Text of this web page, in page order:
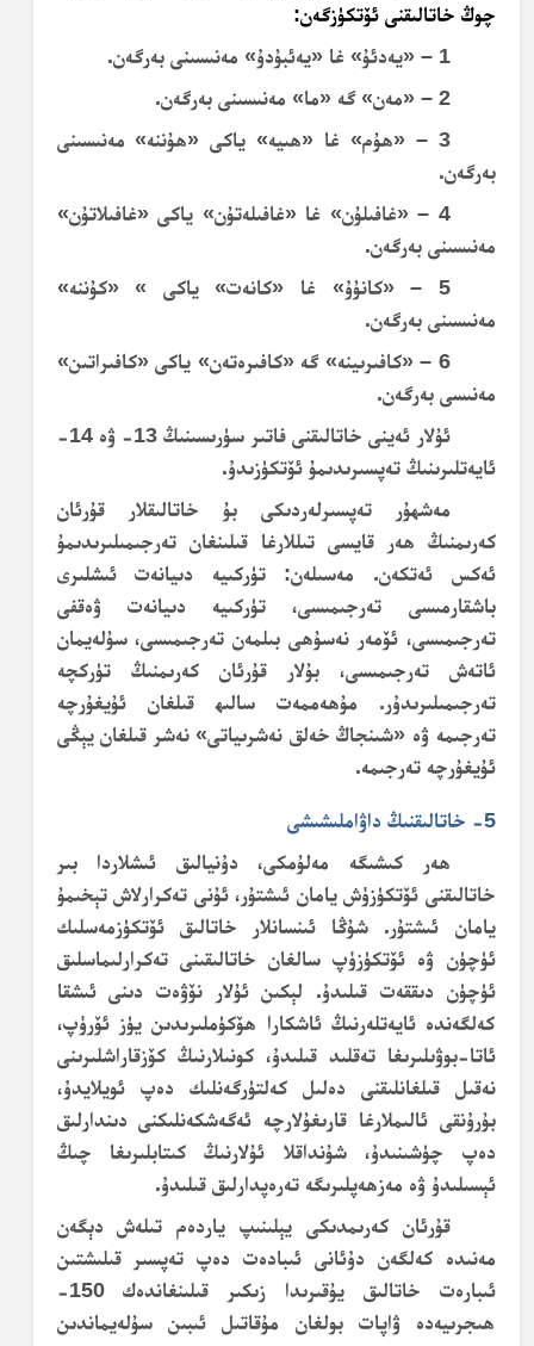
چوڭ خاتالىقنى ئۆتكۈزگەن:
1 – «يەدئۇ» غا «يەئبۇدۇ» مەنىسىنى بەرگەن.
2 – «مەن» گە «ما» مەنىسىنى بەرگەن.
3 – «ھۇم» غا «ھىيە» ياكى «ھۇننە» مەنىسىنى
بەرگەن.
4 – «غافىلۇن» غا «غافىلەتۇن» ياكى «غافىلاتۇن»
مەنىسىنى بەرگەن.
5 – «كانۇۇ» غا «كانەت» ياكى » «كۇننە»
مەنىسىنى بەرگەن.
6 – «كافىرىينە» گە «كافىرەتەن» ياكى «كافىراتىن»
مەنىسى بەرگەن.
ئۇلار ئەينى خاتالىقنى فاتىر سۈرىسىنىڭ 13- ۋە 14-
ئايەتلىرىنىڭ تەپسىرىدىمۇ ئۆتكۈزىدۇ.
مەشھۇر تەپسىرلەردىكى بۇ خاتالىقلار قۇرئان
كەرىمنىڭ ھەر قايسى تىللارغا قىلىنغان تەرجىمىلىرىدىمۇ
ئەكس ئەتكەن. مەسىلەن: تۈركىيە دىيانەت ئىشلىرى
باشقارمىسى تەرجىمىسى، تۈركىيە دىيانەت ۋەقفى
تەرجىمىسى، ئۆمەر نەسۇھى بىلمەن تەرجىمىسى، سۇلەيمان
ئاتەش تەرجىمىسى، بۇلار قۇرئان كەرىمنىڭ تۈركچە
تەرجىمىلىرىدۇر. مۇھەممەت سالىھ قىلغان ئۇيغۇرچە
تەرجىمە ۋە «شىنجاڭ خەلق نەشرىياتى» نەشر قىلغان يېڭى
ئۇيغۇرچە تەرجىمە.
5- خاتالىقنىڭ داۋاملىشىشى
ھەر كىشىگە مەلۇمكى، دۇنيالىق ئىشلاردا بىر
خاتالىقنى ئۆتكۈزۈش يامان ئىشتۇر، ئۇنى تەكرارلاش تېخىمۇ
يامان ئىشتۇر. شۇڭا ئىنسانلار خاتالىق ئۆتكۈزمەسلىك
ئۈچۈن ۋە ئۆتكۈزۈپ سالغان خاتالىقىنى تەكرارلىماسلىق
ئۈچۈن دىققەت قىلىدۇ. لېكىن ئۇلار نۆۋەت دىنى ئىشقا
كەلگەندە ئايەتلەرنىڭ ئاشكارا ھۆكۈملىرىدىن يۈز ئۆرۈپ،
ئاتا-بوۋىلىرىغا تەقلىد قىلىدۇ، كونىلارنىڭ كۆزقاراشلىرىنى
نەقىل قىلغانلىقنى دەلىل كەلتۈرگەنلىك دەپ ئويلايدۇ،
بۇرۇنقى ئالىملارغا قارىغۇلارچە ئەگەشكەنلىكنى دىندارلىق
دەپ چۈشىنىدۇ، شۇنداقلا ئۇلارنىڭ كىتابلىرىغا چىڭ
ئېسىلىدۇ ۋە مەزھەپلىرىگە تەرەپدارلىق قىلىدۇ.
قۇرئان كەرىمدىكى يېلىنىپ ياردەم تىلەش دېگەن
مەنىدە كەلگەن دۇئانى ئىبادەت دەپ تەپسىر قىلىشتىن
ئىبارەت خاتالىق يۇقىرىدا زىكىر قىلىنغاندەك 150-
ھىجرىيەدە ۋاپات بولغان مۇقاتىل ئىبىن سۇلەيماندىن